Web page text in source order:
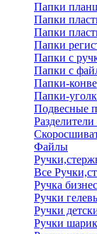
Папки
Папки
Папки
Папки
Папки с
Папки с
Папки-
Папки-
Подвесные
Разделители
Файлы
Все
Ручка
Ручки
Ручки
Ручки